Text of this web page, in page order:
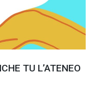
TU L’ATENEO